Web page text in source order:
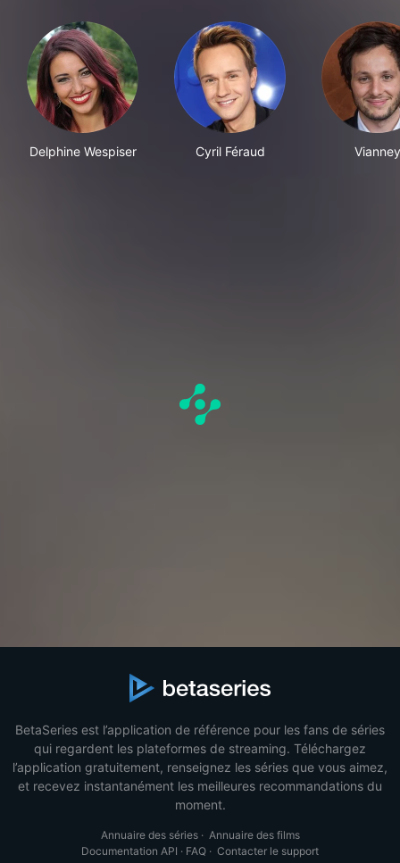
Delphine Wespiser Cyril Féraud Vianney
BetaSeries est l’application de référence pour les fans de séries
qui regardent les plateformes de streaming. Téléchargez
l’application gratuitement, renseignez les séries que vous aimez,
et recevez instantanément les meilleures recommandations du
moment.
Annuaire des séries· Annuaire des films
Documentation API · FAQ · Contacter le support